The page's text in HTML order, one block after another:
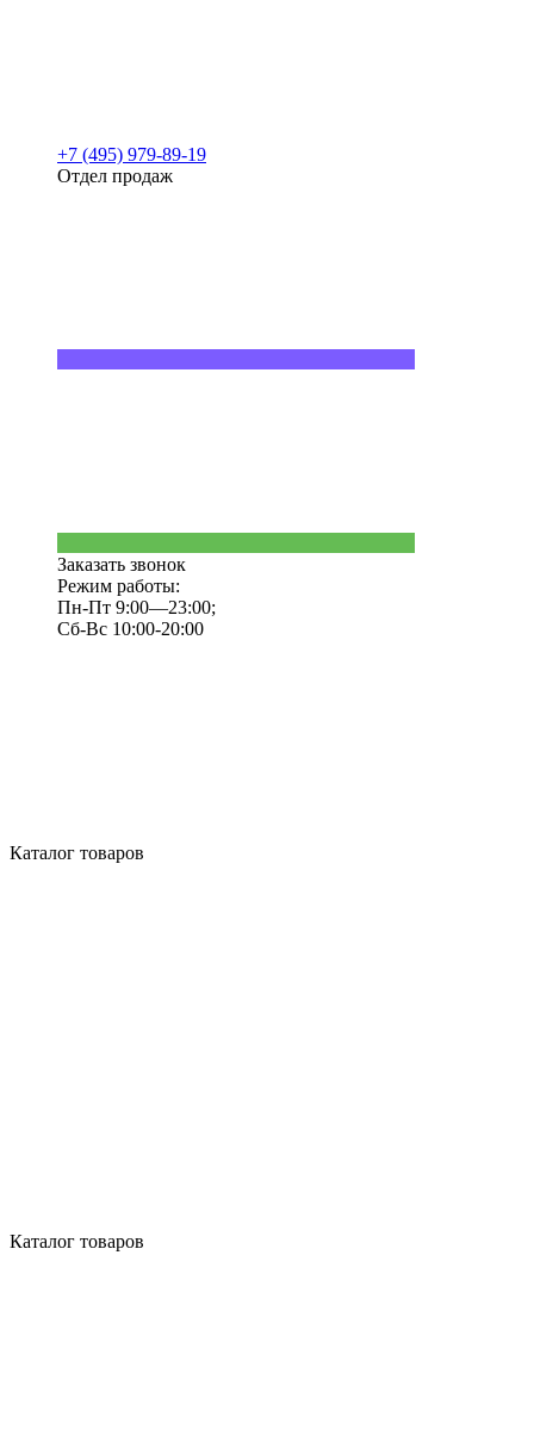
+7 (495) 979-89-19
Отдел продаж
Заказать звонок
Режим работы:
Пн-Пт 9:00—23:00;
Сб-Вс 10:00-20:00
Каталог товаров
Каталог товаров